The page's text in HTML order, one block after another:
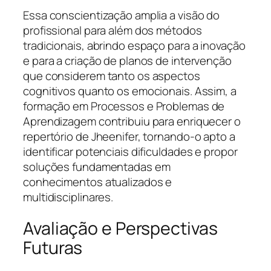
Essa conscientização amplia a visão do
profissional para além dos métodos
tradicionais, abrindo espaço para a inovação
e para a criação de planos de intervenção
que considerem tanto os aspectos
cognitivos quanto os emocionais. Assim, a
formação em Processos e Problemas de
Aprendizagem contribuiu para enriquecer o
repertório de Jheenifer, tornando-o apto a
identificar potenciais dificuldades e propor
soluções fundamentadas em
conhecimentos atualizados e
multidisciplinares.
Avaliação e Perspectivas
Futuras